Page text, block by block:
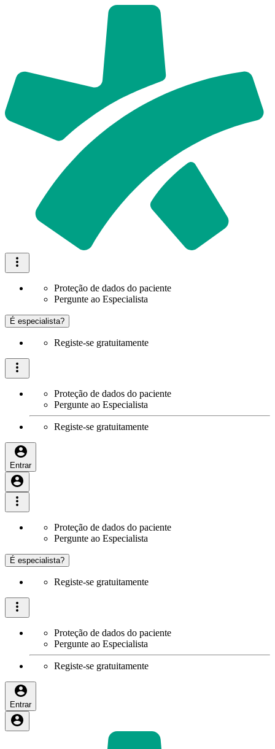
Proteção de dados do paciente
Pergunte ao Especialista
É especialista?
Registe-se gratuitamente
Proteção de dados do paciente
Pergunte ao Especialista
Registe-se gratuitamente
Entrar
Proteção de dados do paciente
Pergunte ao Especialista
É especialista?
Registe-se gratuitamente
Proteção de dados do paciente
Pergunte ao Especialista
Registe-se gratuitamente
Entrar